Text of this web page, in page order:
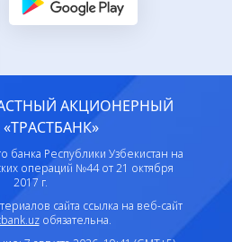
АКЦИОНЕРНЫЙ
банка Республики Узбекистан на
операций №44 от 21 октября
2017 г.
сайта ссылка на веб-сайт
обязательна.